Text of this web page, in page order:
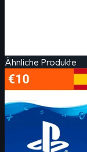
Ähnliche Produkte